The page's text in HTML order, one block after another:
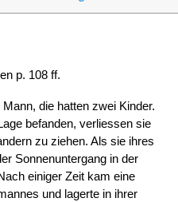
p. 108 ff.
die hatten zwei Kinder.
befanden, verliessen sie
zu ziehen. Als sie ihres
Sonnenuntergang in der
einiger Zeit kam eine
und lagerte in ihrer